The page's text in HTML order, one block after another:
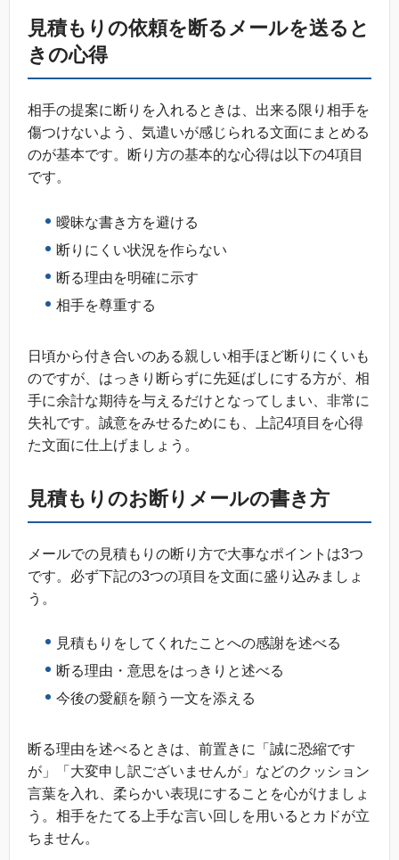
見積もりの依頼を断るメールを送ると
きの心得
相手の提案に断りを入れるときは、出来る限り相手を
傷つけないよう、気遣いが感じられる文面にまとめる
のが基本です。断り方の基本的な心得は以下の4項目
です。
曖昧な書き方を避ける
断りにくい状況を作らない
断る理由を明確に示す
相手を尊重する
日頃から付き合いのある親しい相手ほど断りにくいも
のですが、はっきり断らずに先延ばしにする方が、相
手に余計な期待を与えるだけとなってしまい、非常に
失礼です。誠意をみせるためにも、上記4項目を心得
た文面に仕上げましょう。
見積もりのお断りメールの書き方
メールでの見積もりの断り方で大事なポイントは3つ
です。必ず下記の3つの項目を文面に盛り込みましょ
う。
見積もりをしてくれたことへの感謝を述べる
断る理由・意思をはっきりと述べる
今後の愛顧を願う一文を添える
断る理由を述べるときは、前置きに「誠に恐縮です
が」「大変申し訳ございませんが」などのクッション
言葉を入れ、柔らかい表現にすることを心がけましょ
う。相手をたてる上手な言い回しを用いるとカドが立
ちません。